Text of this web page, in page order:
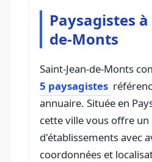
Paysagistes
de-Monts
Saint-Jean-de-Monts
5 paysagistes
annuaire. Située en
cette ville vous offre
d'établissements avec
coordonnées et